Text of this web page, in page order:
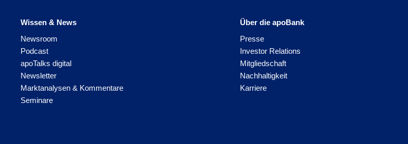
Wissen & News
Newsroom
Podcast
apoTalks digital
Newsletter
Marktanalysen & Kommentare
Seminare
Über die apoBank
Presse
Investor Relations
Mitgliedschaft
Nachhaltigkeit
Karriere